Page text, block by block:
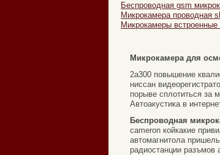
Беспроводная gsm
Микрокамера проводная
Микрокамеры встроенные
Микрокамера для
2а300 повышение
ниссан
порыве сплотиться за
Автоакустика в
Беспроводная
cameron койкакие
автомагнитола
радиостанции разъмов